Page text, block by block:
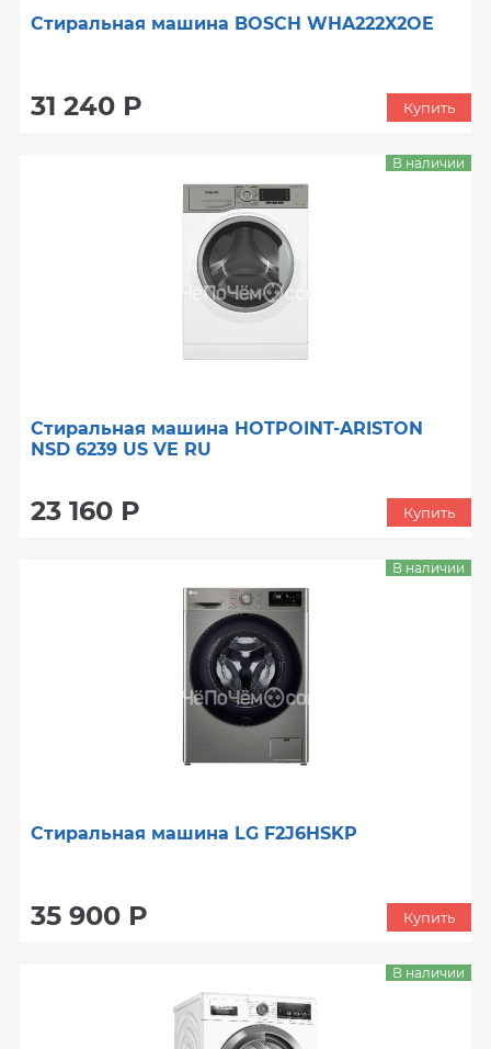
Стиральная машина BOSCH WHA222X2OE
31 240 Р Купить
Стиральная машина HOTPOINT-ARISTON
NSD 6239 US VE RU
23 160 Р
В наличии
Купить
Стиральная машина LG F2J6HSKP
35 900 Р
В наличии
Купить
В наличии